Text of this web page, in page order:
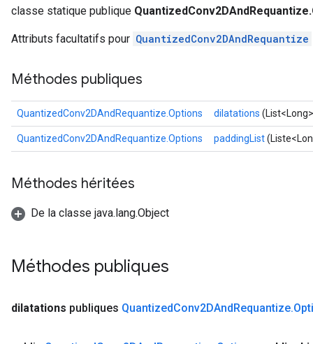
classe statique publique
Attributs facultatifs pour QuantizedConv2DAndRequantize
Méthodes publiques
QuantizedConv2DAndRequantize.Options dilatations
QuantizedConv2DAndRequantize.Options paddingList
Méthodes héritées
De la classe java.lang.Object
Méthodes publiques
dilatations publiques QuantizedConv2DAndRequantize.